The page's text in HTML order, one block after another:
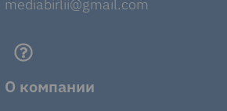
mediabirlii@gmail.com
О компании